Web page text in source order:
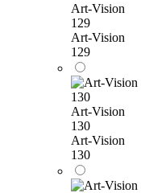
Art-Vision
129
Art-Vision
129
Art-Vision
130
Art-Vision
130